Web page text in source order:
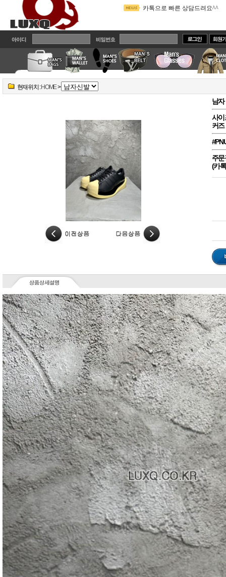
주문전에 읽어주세요!! 배송관
사이트에는 최근 한두달 제품
현재위치 :HOME>
남자
커즈
주
(카